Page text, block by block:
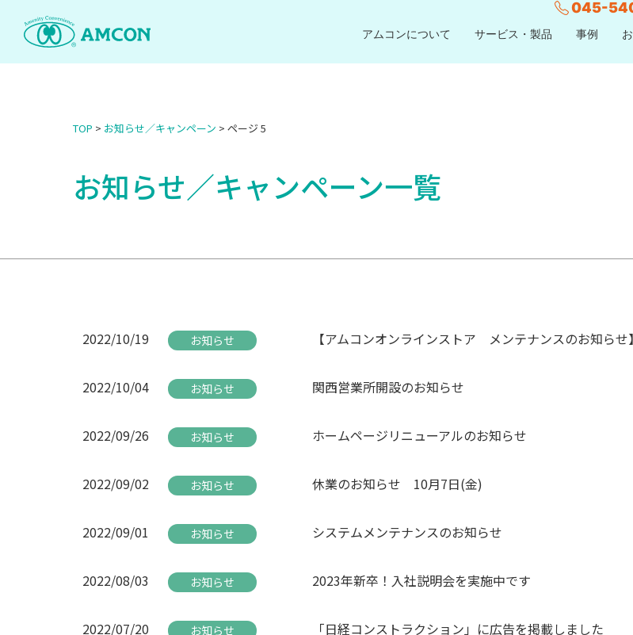
045-
アムコンについて
サービス・製品 事例
TOP > お知らせ／キャンペーン > ページ 5
お知らせ／キャンペーン一覧
2022/10/19 お知らせ 【アムコンオンラインストア メンテナンスのお知らせ】
2022/10/04 お知らせ 関西営業所開設のお知らせ
2022/09/26 お知らせ ホームページリニューアルのお知らせ
2022/09/02 お知らせ 休業のお知らせ 10月7日(金)
2022/09/01 お知らせ システムメンテナンスのお知らせ
2022/08/03 お知らせ 2023年新卒！入社説明会を実施中です
2022/07/20 お知らせ 「日経コンストラクション」に広告を掲載しました